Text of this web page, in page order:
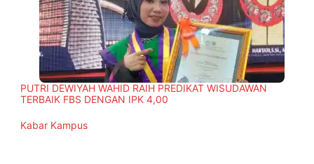
PUTRI DEWIYAH WAHID RAIH PREDIKAT WISUDAWAN
TERBAIK FBS DENGAN IPK 4,00
In relation to
Kabar Kampus